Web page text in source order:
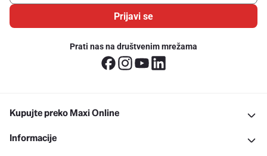
Prijavi se
Prati nas na društvenim mrežama
Kupujte preko Maxi Online
Informacije